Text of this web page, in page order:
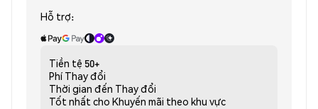
Hỗ trợ:
Tiền tệ 50+
Phí Thay đổi
Thời gian đến Thay đổi
Tốt nhất cho Khuyến mãi theo khu vực